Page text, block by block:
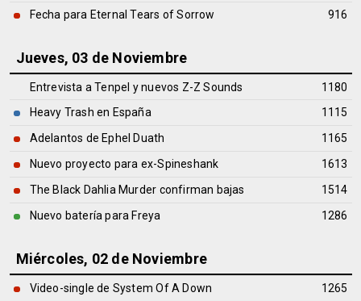
Fecha para Eternal Tears of Sorrow
916
Jueves, 03 de Noviembre
Entrevista a Tenpel y nuevos Z-Z Sounds
1180
Heavy Trash en España
1115
Adelantos de Ephel Duath
1165
Nuevo proyecto para ex-Spineshank
1613
The Black Dahlia Murder confirman bajas
1514
Nuevo batería para Freya
1286
Miércoles, 02 de Noviembre
Video-single de System Of A Down
1265